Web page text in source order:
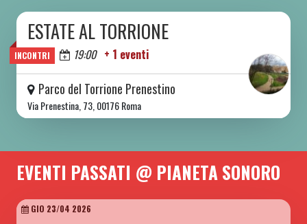
INCONTRI
DA SAB 06/06 A SAB 08/08 2026
ESTATE AL TORRIONE
Oggi 19:00 + 1 eventi
Parco del Torrione Prenestino
Via Prenestina, 73, 00176 Roma
EVENTI PASSATI @ PIANETA SONORO
GIO 23/04 2026